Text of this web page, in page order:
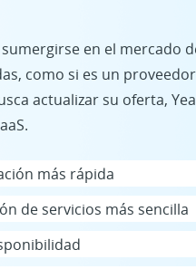
en el mercado
como si es un
actualizar su oferta,
más rápida
de servicios más sencilla